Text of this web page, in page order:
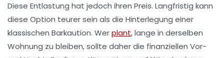
Diese Entlastung hat jedoch ihren Preis. Langfristig kann
diese Option teurer sein als die Hinterlegung einer
klassischen Barkaution. Werplant, lange in derselben
Wohnung zu bleiben, sollte daher die finanziellen Vor-